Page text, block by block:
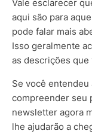
Vale esclarecer
aqui são para
pode falar mais
Isso geralmente
as descrições que
Se você
compreender seu
newsletter agora
lhe ajudarão a